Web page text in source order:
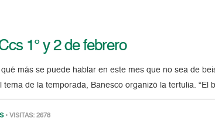
1° y 2 de febrero
más se puede hablar en este mes que no sea de
tema de la temporada, Banesco organizó la tertulia. “El
• VISITAS: 2678